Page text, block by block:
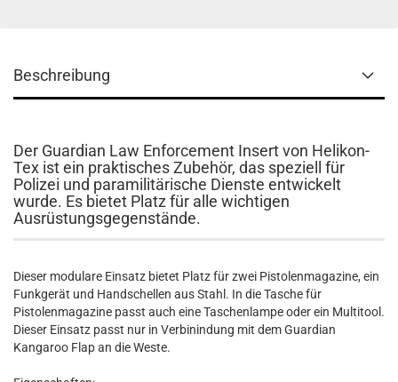
Beschreibung
Der Guardian Law Enforcement Insert von Helikon-
Tex ist ein praktisches Zubehör, das speziell für
Polizei und paramilitärische Dienste entwickelt
wurde. Es bietet Platz für alle wichtigen
Ausrüstungsgegenstände.
Dieser modulare Einsatz bietet Platz für zwei Pistolenmagazine, ein
Funkgerät und Handschellen aus Stahl. In die Tasche für
Pistolenmagazine passt auch eine Taschenlampe oder ein Multitool.
Dieser Einsatz passt nur in Verbinindung mit dem Guardian
Kangaroo Flap an die Weste.